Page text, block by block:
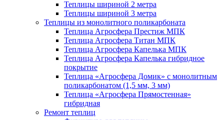
Теплицы шириной 2 метра
Теплицы шириной 3 метра
Теплицы из монолитного поликарбоната
Теплица Агросфера Престиж МПК
Теплица Агросфера Титан МПК
Теплица Агросфера Капелька МПК
Теплица Агросфера Капелька гибридное
покрытие
Теплица «Агросфера Домик» с монолитным
поликарбонатом (1,5 мм, 3 мм)
Теплица «Агросфера Прямостенная»
гибридная
Ремонт теплиц